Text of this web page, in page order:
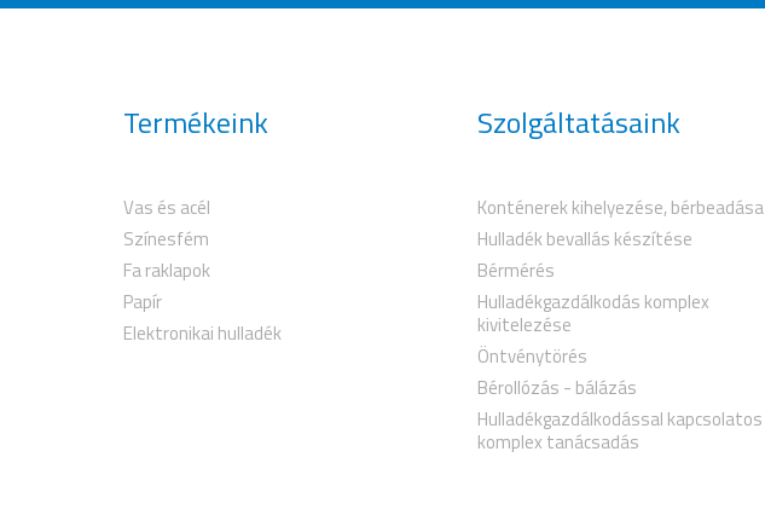
Termékeink
Vas és acél
Színesfém
Fa raklapok
Papír
Elektronikai hulladék
Szolgáltatásaink
Konténerek kihelyezése, bérbeadása
Hulladék bevallás készítése
Bérmérés
Hulladékgazdálkodás komplex
kivitelezése
Öntvénytörés
Bérollózás - bálázás
Hulladékgazdálkodással kapcsolatos
komplex tanácsadás